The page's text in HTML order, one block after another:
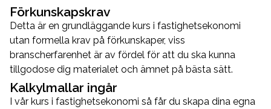
Förkunskapskrav
Detta är en grundläggande kurs i fastighetsekonomi
utan formella krav på förkunskaper, viss
branscherfarenhet är av fördel för att du ska kunna
tillgodose dig materialet och ämnet på bästa sätt.
Kalkylmallar ingår
I vår kurs i fastighetsekonomi så får du skapa dina egna